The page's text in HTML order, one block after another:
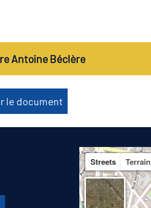
Antoine Béclère
le document
Streets Terrain